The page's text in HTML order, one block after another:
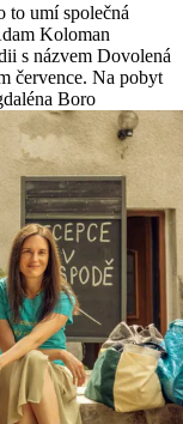
to umí společná
Koloman
s názvem Dovolená
července. Na pobyt
Boro